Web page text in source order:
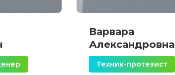
Варвара
Александровна
Техник-протезист